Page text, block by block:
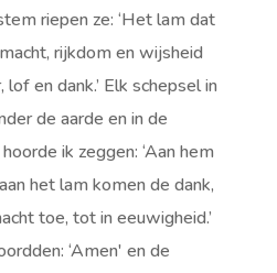
riepen ze: ‘Het lam dat
rijkdom en wijsheid
en dank.’ Elk schepsel in
de aarde en in de
ik zeggen: ‘Aan hem
het lam komen de dank,
toe, tot in eeuwigheid.’
‘Amen' en de